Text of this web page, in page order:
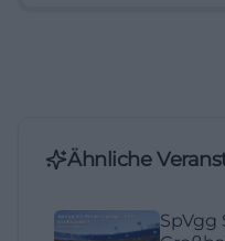
Ähnliche
SpVgg